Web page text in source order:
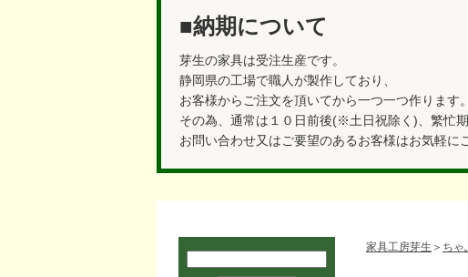
■納期について
芽生の家具は受注生産です。
静岡県の工場で職人が製作しており、
お客様からご注文を頂いてから一つ一つ作ります。
その為、通常は１０日前後(※土日祝除く)、繁忙
お問い合わせ又はご要望のあるお客様はお気軽に
家具工房芽生 ＞ ちゃ